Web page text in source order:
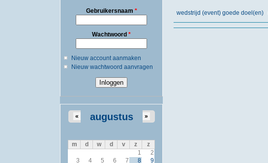
Gebruikersnaam *
Wachtwoord *
Nieuw account aanmaken
Nieuw wachtwoord aanvragen
augustus
« »
m d w d v z
z
1
2
3
4 5 6 7 8 9
wedstrijd (event) goede doel(en)